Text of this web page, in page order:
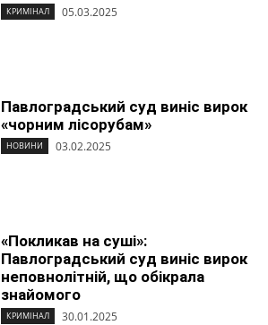
КРИМІНАЛ 05.03.2025
Павлоградський суд виніс вирок
«чорним лісорубам»
НОВИНИ 03.02.2025
«Покликав на суші»:
Павлоградський суд виніс вирок
неповнолітній, що обікрала
знайомого
КРИМІНАЛ 30.01.2025